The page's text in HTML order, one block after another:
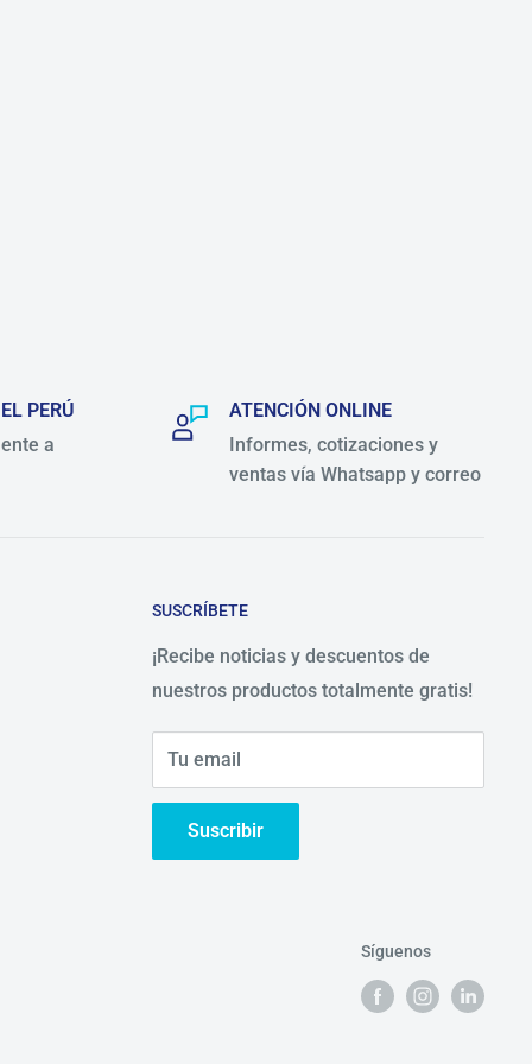
PERÚ
a
ATENCIÓN ONLINE
Informes, cotizaciones y
ventas vía Whatsapp y correo
SUSCRÍBETE
¡Recibe noticias y descuentos de
nuestros productos totalmente gratis!
Tu email
Suscribir
Síguenos